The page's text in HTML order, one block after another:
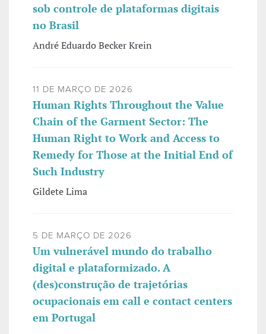
sob controle de plataformas digitais
no Brasil
André Eduardo Becker Krein
11 DE MARÇO DE 2026
Human Rights Throughout the Value
Chain of the Garment Sector: The
Human Right to Work and Access to
Remedy for Those at the Initial End of
Such Industry
Gildete Lima
5 DE MARÇO DE 2026
Um vulnerável mundo do trabalho
digital e plataformizado. A
(des)construção de trajetórias
ocupacionais em call e contact centers
em Portugal